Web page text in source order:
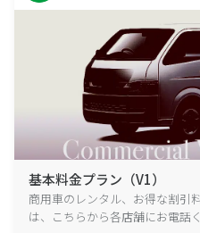
基本料金プラン（V1）
商用車のレンタル、お得な割引
は、こちらから各店舗にお電話